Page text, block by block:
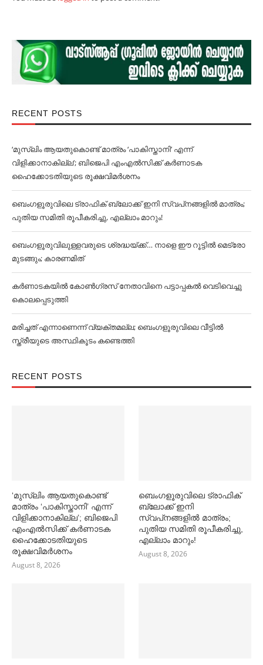
RECENT POSTS
‘മുസ്‌ലിം ആയതുകൊണ്ട് മാത്രം ‘പാകിസ്താനി’ എന്ന്
വിളിക്കാനാകില്ല’; ബിജെപി എംഎല്‍സിക്ക് കര്‍ണാടക
ഹൈക്കോടതിയുടെ രൂക്ഷവിമര്‍ശനം
ബെംഗളൂരുവിലെ ട്രാഫിക് ബ്ലോക്ക് ഇനി സ്വപ്‌നങ്ങളില്‍ മാത്രം;
പുതിയ സമിതി രൂപീകരിച്ചു, എല്ലാം മാറും!
ബെംഗളൂരുവിലുള്ളവരുടെ ശ്രദ്ധയ്ക്ക്… നാളെ ഈ റൂട്ടില്‍ മെട്രോ
മുടങ്ങും; കാരണമിത്
കര്‍ണാടകയില്‍ കോണ്‍ഗ്രസ് നേതാവിനെ പട്ടാപ്പകല്‍ വെടിവെച്ചു
കൊലപ്പെടുത്തി
മരിച്ചത് എന്നാണെന്ന് വ്യക്തമല്ല; ബെംഗളൂരുവിലെ വീട്ടില്‍
സ്ത്രീയുടെ അസ്ഥികൂടം കണ്ടെത്തി
RECENT POSTS
‘മുസ്‌ലിം ആയതുകൊണ്ട്
മാത്രം ‘പാകിസ്താനി’ എന്ന്
വിളിക്കാനാകില്ല’; ബിജെപി
എംഎല്‍സിക്ക് കര്‍ണാടക
ഹൈക്കോടതിയുടെ
രൂക്ഷവിമര്‍ശനം
August 8, 2026
ബെംഗളൂരുവിലെ ട്രാഫിക്
ബ്ലോക്ക് ഇനി
സ്വപ്‌നങ്ങളില്‍ മാത്രം;
പുതിയ സമിതി രൂപീകരിച്ചു,
എല്ലാം മാറും!
August 8, 2026